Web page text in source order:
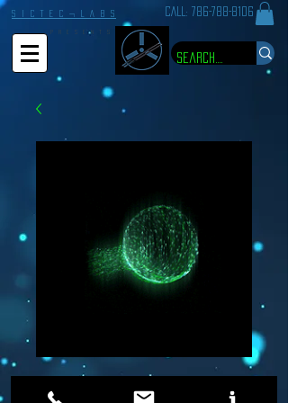
S I C T E C ¬ L A B S CALL: 786-788-8106
P R E S E N T S